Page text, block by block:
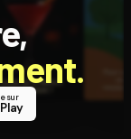
sur